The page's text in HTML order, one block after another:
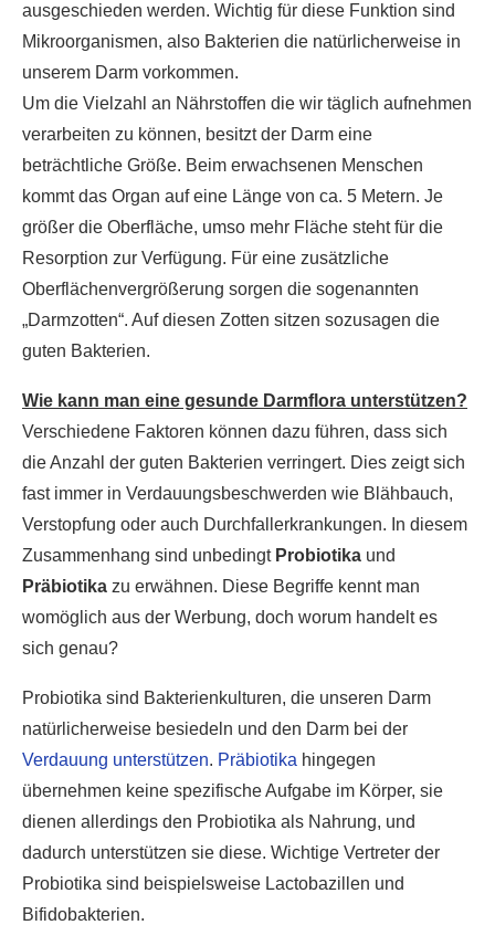
ausgeschieden werden. Wichtig für diese Funktion sind
Mikroorganismen, also Bakterien die natürlicherweise in
unserem Darm vorkommen.
Um die Vielzahl an Nährstoffen die wir täglich aufnehmen
verarbeiten zu können, besitzt der Darm eine
beträchtliche Größe. Beim erwachsenen Menschen
kommt das Organ auf eine Länge von ca. 5 Metern. Je
größer die Oberfläche, umso mehr Fläche steht für die
Resorption zur Verfügung. Für eine zusätzliche
Oberflächenvergrößerung sorgen die sogenannten
„Darmzotten“. Auf diesen Zotten sitzen sozusagen die
guten Bakterien.
Wie kann man eine gesunde Darmflora unterstützen?
Verschiedene Faktoren können dazu führen, dass sich
die Anzahl der guten Bakterien verringert. Dies zeigt sich
fast immer in Verdauungsbeschwerden wie Blähbauch,
Verstopfung oder auch Durchfallerkrankungen. In diesem
Zusammenhang sind unbedingt Probiotika und
Präbiotika zu erwähnen. Diese Begriffe kennt man
womöglich aus der Werbung, doch worum handelt es
sich genau?
Probiotika sind Bakterienkulturen, die unseren Darm
natürlicherweise besiedeln und den Darm bei der
Verdauung unterstützen. Präbiotika hingegen
übernehmen keine spezifische Aufgabe im Körper, sie
dienen allerdings den Probiotika als Nahrung, und
dadurch unterstützen sie diese. Wichtige Vertreter der
Probiotika sind beispielsweise Lactobazillen und
Bifidobakterien.